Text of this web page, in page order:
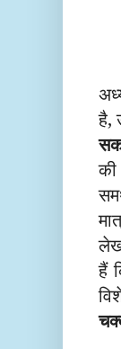
है,
की
हैं